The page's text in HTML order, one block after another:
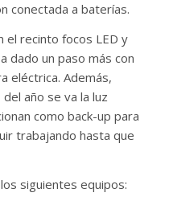
conectada a baterías.
el recinto focos LED y
dado un paso más con
eléctrica. Además,
año se va la luz
como back-up para
trabajando hasta que
siguientes equipos: